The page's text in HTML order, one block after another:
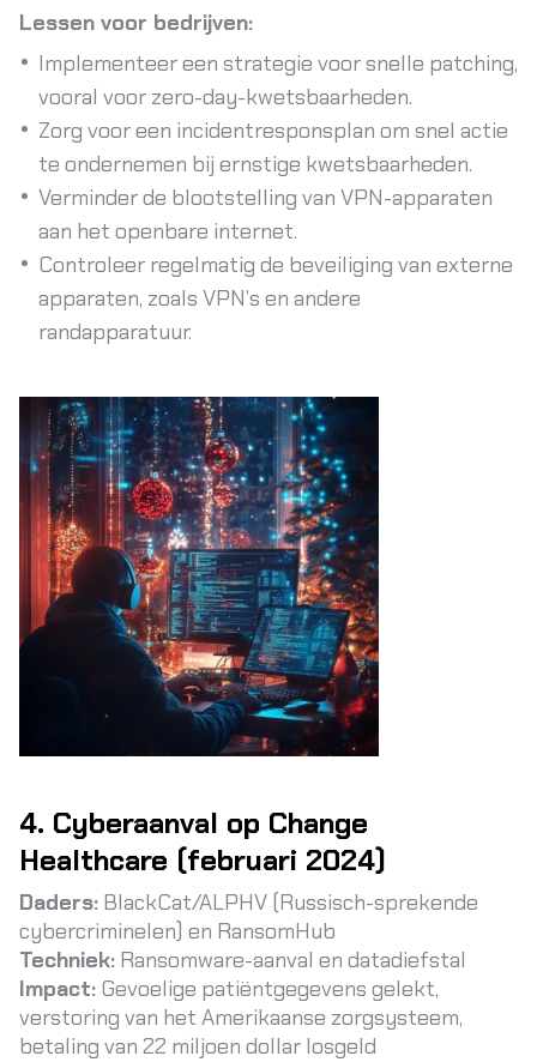
Lessen voor bedrijven:
Implementeer een strategie voor snelle patching,
vooral voor zero-day-kwetsbaarheden.
Zorg voor een incidentresponsplan om snel actie
te ondernemen bij ernstige kwetsbaarheden.
Verminder de blootstelling van VPN-apparaten
aan het openbare internet.
Controleer regelmatig de beveiliging van externe
apparaten, zoals VPN’s en andere
randapparatuur.
4. Cyberaanval op Change
Healthcare (februari 2024)
Daders: BlackCat/ALPHV (Russisch-sprekende
cybercriminelen) en RansomHub
Techniek: Ransomware-aanval en datadiefstal
Impact: Gevoelige patiëntgegevens gelekt,
verstoring van het Amerikaanse zorgsysteem,
betaling van 22 miljoen dollar losgeld